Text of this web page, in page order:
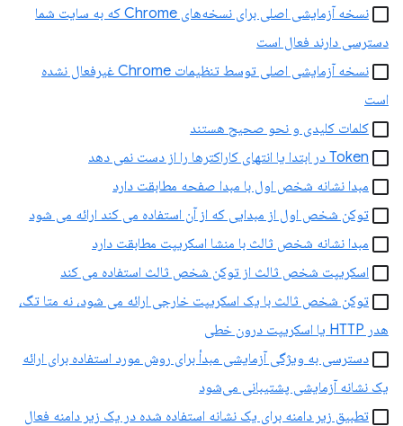
نسخه آزمایشی اصلی برای نسخه‌های Chrome که به سایت شما
دسترسی دارند فعال است
نسخه آزمایشی اصلی توسط تنظیمات Chrome غیرفعال نشده
است
کلمات کلیدی و نحو صحیح هستند
Token در ابتدا یا انتهای کاراکترها را از دست نمی دهد
مبدا نشانه شخص اول با مبدا صفحه مطابقت دارد
توکن شخص اول از مبدایی که از آن استفاده می کند ارائه می شود
مبدا نشانه شخص ثالث با منشا اسکریپت مطابقت دارد
اسکریپت شخص ثالث از توکن شخص ثالث استفاده می کند
توکن شخص ثالث با یک اسکریپت خارجی ارائه می شود، نه متا تگ،
هدر HTTP یا اسکریپت درون خطی
دسترسی به ویژگی آزمایشی مبدأ برای روش مورد استفاده برای ارائه
یک نشانه آزمایشی پشتیبانی می‌شود
تطبیق زیر دامنه برای یک نشانه استفاده شده در یک زیر دامنه فعال